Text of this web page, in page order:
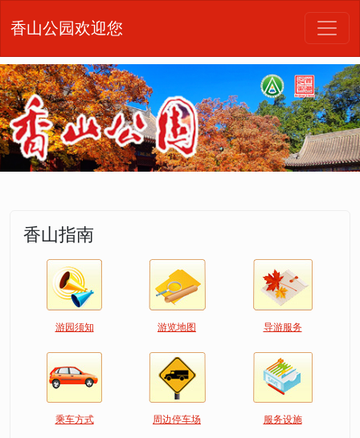
香山公园欢迎您
香山指南
游园须知 游览地图 导游服务
乘车方式 周边停车场 服务设施